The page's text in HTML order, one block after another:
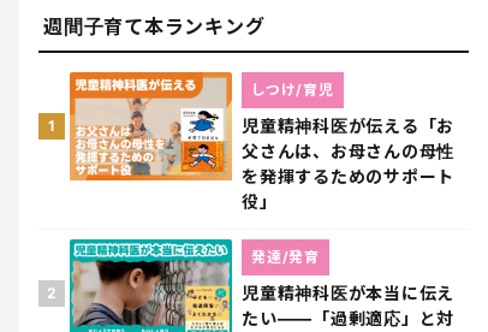
週間子育て本ランキング
1
児童精神科医が伝える「お
父さんは、お母さんの母性
を発揮するためのサポート
役」
しつけ/育児
2
児童精神科医が本当に伝え
たい――「過剰適応」と対
発達/発育